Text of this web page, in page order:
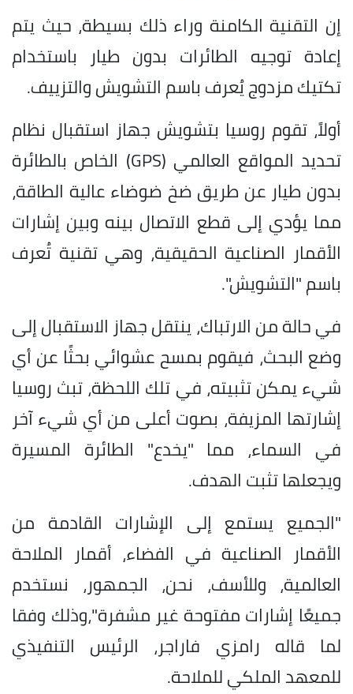
إن التقنية الكامنة وراء ذلك بسيطة، حيث يتم
إعادة توجيه الطائرات بدون طيار باستخدام
تكتيك مزدوج يُعرف باسم التشويش والتزييف.
أولاً، تقوم روسيا بتشويش جهاز استقبال نظام
تحديد المواقع العالمي (GPS) الخاص بالطائرة
بدون طيار عن طريق ضخ ضوضاء عالية الطاقة،
مما يؤدي إلى قطع الاتصال بينه وبين إشارات
الأقمار الصناعية الحقيقية، وهي تقنية تُعرف
باسم "التشويش".
في حالة من الارتباك، ينتقل جهاز الاستقبال إلى
وضع البحث، فيقوم بمسح عشوائي بحثًا عن أي
شيء يمكن تثبيته، في تلك اللحظة، تبث روسيا
إشارتها المزيفة، بصوت أعلى من أي شيء آخر
في السماء، مما "يخدع" الطائرة المسيرة
ويجعلها تثبت الهدف.
"الجميع يستمع إلى الإشارات القادمة من
الأقمار الصناعية في الفضاء، أقمار الملاحة
العالمية، وللأسف، نحن، الجمهور، نستخدم
جميعًا إشارات مفتوحة غير مشفرة"،وذلك وفقا
لما قاله رامزي فاراجر، الرئيس التنفيذي
للمعهد الملكي للملاحة.